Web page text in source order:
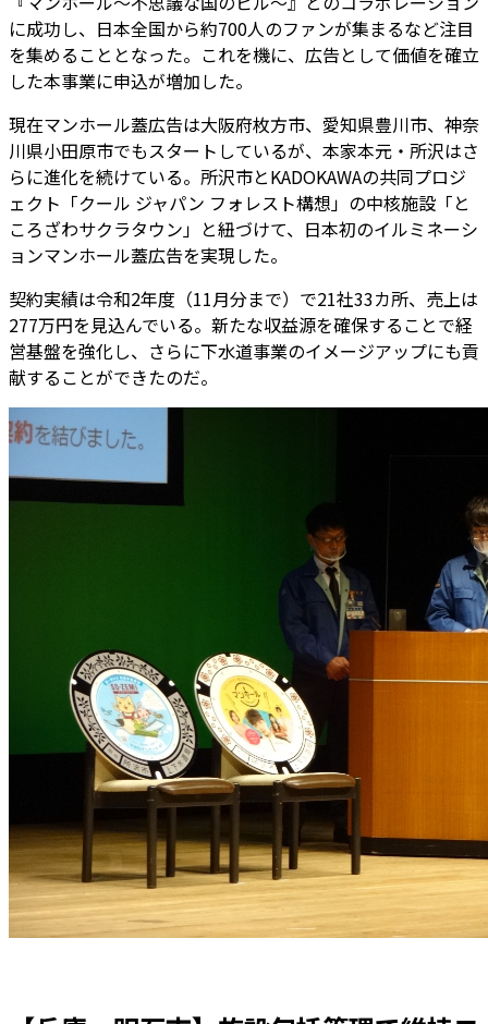
に成功し、日本全国から約700人のファンが集まるなど注目
を集めることとなった。これを機に、広告として価値を確立
した本事業に申込が増加した。
現在マンホール蓋広告は大阪府枚方市、愛知県豊川市、神奈
川県小田原市でもスタートしているが、本家本元・所沢はさ
らに進化を続けている。所沢市とKADOKAWAの共同プロジ
ェクト「クール ジャパン フォレスト構想」の中核施設「と
ころざわサクラタウン」と紐づけて、日本初のイルミネーシ
ョンマンホール蓋広告を実現した。
契約実績は令和2年度（11月分まで）で21社33カ所、売上は
277万円を見込んでいる。新たな収益源を確保することで経
営基盤を強化し、さらに下水道事業のイメージアップにも貢
献することができたのだ。